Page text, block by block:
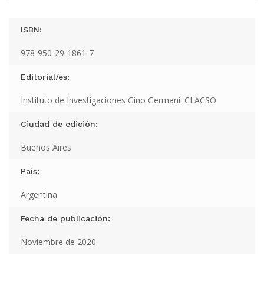
ISBN:
978-950-29-1861-7
Editorial/es:
Instituto de Investigaciones Gino Germani. CLACSO
Ciudad de edición:
Buenos Aires
País:
Argentina
Fecha de publicación:
Noviembre de 2020